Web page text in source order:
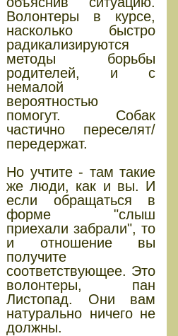
Волонтеры в курсе,
насколько быстро
радикализируются
методы борьбы
родителей, и с
немалой
вероятностью
помогут. Собак
частично переселят/
передержат.
Но учтите - там такие
же люди, как и вы. И
если обращаться в
форме "слыш
приехали забрали", то
и отношение вы
получите
соответствующее. Это
волонтеры, пан
Листопад. Они вам
натурально ничего не
должны.